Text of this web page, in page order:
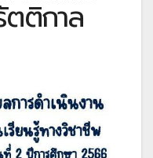
ติกาล